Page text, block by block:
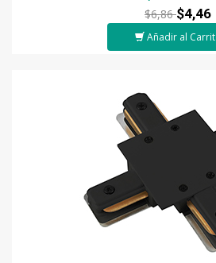
$6,86$4,46
Añadir al